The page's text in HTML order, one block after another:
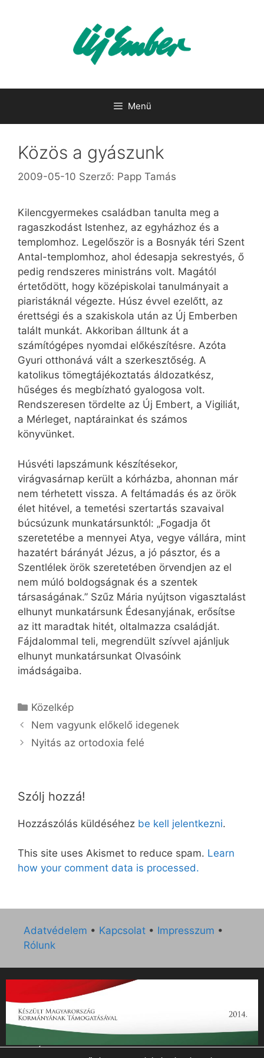
Menü
Közös a gyászunk
2009-05-10 Szerző: Papp Tamás
Kilencgyermekes családban tanulta meg a
ragaszkodást Istenhez, az egyházhoz és a
templomhoz. Legelőször is a Bosnyák téri Szent
Antal-templomhoz, ahol édesapja sekrestyés, ő
pedig rendszeres ministráns volt. Magától
értetődött, hogy középiskolai tanulmányait a
piaristáknál végezte. Húsz évvel ezelőtt, az
érettségi és a szakiskola után az Új Emberben
talált munkát. Akkoriban álltunk át a
számítógépes nyomdai előkészítésre. Azóta
Gyuri otthonává vált a szerkesztőség. A
katolikus tömegtájékoztatás áldozatkész,
hűséges és megbízható gyalogosa volt.
Rendszeresen tördelte az Új Embert, a Vigiliát,
a Mérleget, naptárainkat és számos
könyvünket.
Húsvéti lapszámunk készítésekor,
virágvasárnap került a kórházba, ahonnan már
nem térhetett vissza. A feltámadás és az örök
élet hitével, a temetési szertartás szavaival
búcsúzunk munkatársunktól: „Fogadja őt
szeretetébe a mennyei Atya, vegye vállára, mint
hazatért bárányát Jézus, a jó pásztor, és a
Szentlélek örök szeretetében örvendjen az el
nem múló boldogságnak és a szentek
társaságának.” Szűz Mária nyújtson vigasztalást
elhunyt munkatársunk Édesanyjának, erősítse
az itt maradtak hitét, oltalmazza családját.
Fájdalommal teli, megrendült szívvel ajánljuk
elhunyt munkatársunkat Olvasóink
imádságaiba.
Kategória
Közelkép
Nem vagyunk előkelő idegenek
Nyitás az ortodoxia felé
Szólj hozzá!
Hozzászólás küldéséhez be kell jelentkezni.
This site uses Akismet to reduce spam. Learn
how your comment data is processed.
Adatvédelem • Kapcsolat • Impresszum •
Rólunk
„Az Új Ember katolikus hetilap 2014. évi működésének